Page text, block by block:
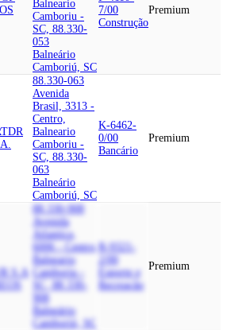
Balneario
Camboriu -
SC, 88.330-
053
Balneário
Camboriú, SC
7/00
Construção
Premium
88.330-063
Avenida
Brasil, 3313 -
Centro,
Balneario
Camboriu -
SC, 88.330-
063
Balneário
Camboriú, SC
K-6462-
0/00
Bancário
Premium
S.A
88.330-908
Avenida
Atlantica,
6006 - Centro,
Balneario
Camboriu -
SC, 88.330-
908
Balneário
Camboriú, SC
R-9321-
2/00
Esporte e
Recreação
Premium